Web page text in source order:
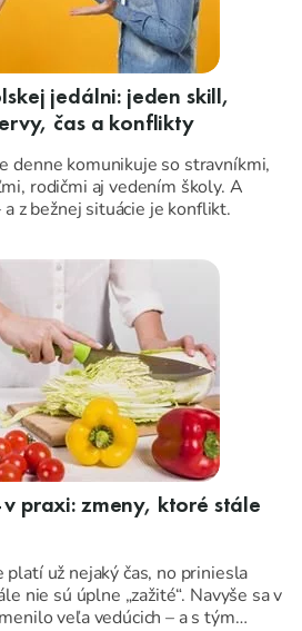
jedálni: jeden skill,
čas a konflikty
denne komunikuje so stravníkmi,
rodičmi aj vedením školy. A
z bežnej situácie je konflikt.
držia rozhovor v bezpečí, aj keď
v pohode.
praxi: zmeny, ktoré stále
už nejaký čas, no priniesla
nie sú úplne „zažité“. Navyše sa v
veľa vedúcich – a s tým